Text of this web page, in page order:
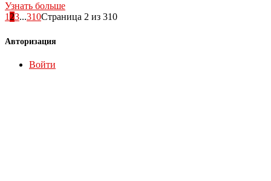
Узнать больше
123...310Страница 2 из 310
Авторизация
Войти